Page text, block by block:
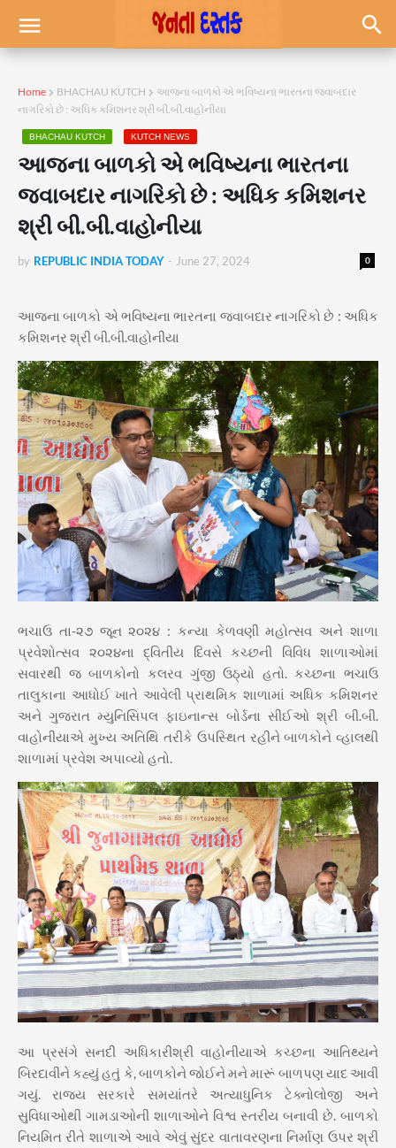
Home BHACHAU KUTCH
આજના બાળકો એ ભવિષ્યના ભારતના જવાબદાર
નાગરિકો છે : અધિક કમિશનર શ્રી બી.બી.વાહોનીયા
BHACHAU KUTCH KUTCH NEWS
આજના બાળકો એ ભવિષ્યના ભારતના
જવાબદાર નાગરિકો છે : અધિક કમિશનર
શ્રી બી.બી.વાહોનીયા
by REPUBLIC INDIA TODAY 0
- June 27, 2024
આજના બાળકો એ ભવિષ્યના ભારતના જવાબદાર નાગરિકો છે : અધિક
કમિશનર શ્રી બી.બી.વાહોનીયા
ભચાઉ તા-૨૭ જૂન ૨૦૨૪ : કન્યા કેળવણી મહોત્સવ અને શાળા
પ્રવેશોત્સવ ૨૦૨૪ના દ્વિતીય દિવસે કચ્છની વિવિધ શાળાઓમાં
સવારથી જ બાળકોનો કલરવ ગુંજી ઉઠ્યો હતો. કચ્છના ભચાઉ
તાલુકાના આધોઈ ખાતે આવેલી પ્રાથમિક શાળામાં અધિક કમિશનર
અને ગુજરાત મ્યુનિસિપલ ફાઇનાન્સ બોર્ડના સીઈઓ શ્રી બી.બી.
વાહોનીયાએ મુખ્ય અતિથિ તરીકે ઉપસ્થિત રહીને બાળકોને વ્હાલથી
શાળામાં પ્રવેશ અપાવ્યો હતો.
આ પ્રસંગે સનદી અધિકારીશ્રી વાહોનીયાએ કચ્છના આતિથ્યને
બિરદાવીને કહ્યું હતું કે, બાળકોને જોઈને મને મારૂં બાળપણ યાદ આવી
ગયું. રાજ્ય સરકારે સમયાંતરે અત્યાધુનિક ટેક્નોલોજી અને
સુવિધાઓથી ગામડાઓની શાળાઓને વિશ્વ સ્તરીય બનાવી છે. બાળકો
નિયમિત રીતે શાળાએ આવે એવું સુંદર વાતાવરણના નિર્માણ ઉપર શ્રી